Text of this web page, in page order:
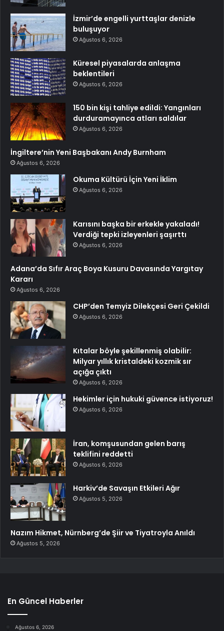
İzmir’de engelli yurttaşlar denizle
buluşuyor
Ağustos 6, 2026
Küresel piyasalarda anlaşma
beklentileri
Ağustos 6, 2026
150 bin kişi tahliye edildi: Yangınları
durduramayınca atları saldılar
Ağustos 6, 2026
İngiltere’nin Yeni Başbakanı Andy Burnham
Ağustos 6, 2026
Okuma Kültürü İçin Yeni İklim
Ağustos 6, 2026
Karısını başka bir erkekle yakaladı!
Verdiği tepki izleyenleri şaşırttı
Ağustos 6, 2026
Adana’da Sıfır Araç Boya Kusuru Davasında Yargıtay
Kararı
Ağustos 6, 2026
CHP’den Temyiz Dilekçesi Geri Çekildi
Ağustos 6, 2026
Kıtalar böyle şekillenmiş olabilir:
Milyar yıllık kristaldeki kozmik sır
açığa çıktı
Ağustos 6, 2026
Hekimler için hukuki güvence istiyoruz!
Ağustos 6, 2026
İran, komşusundan gelen barış
teklifini reddetti
Ağustos 6, 2026
Harkiv’de Savaşın Etkileri Ağır
Ağustos 5, 2026
Nazım Hikmet, Nürnberg’de Şiir ve Tiyatroyla Anıldı
Ağustos 5, 2026
En Güncel Haberler
Ağustos 6, 2026